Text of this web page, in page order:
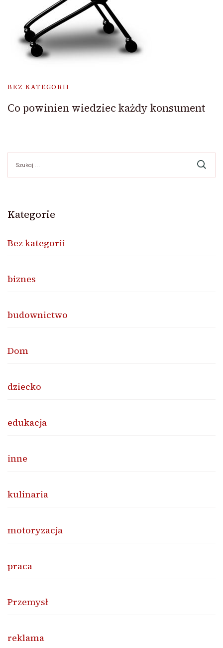
BEZ KATEGORII
Co powinien wiedziec każdy konsument
Kategorie
Bez kategorii
biznes
budownictwo
Dom
dziecko
edukacja
inne
kulinaria
motoryzacja
praca
Przemysł
reklama